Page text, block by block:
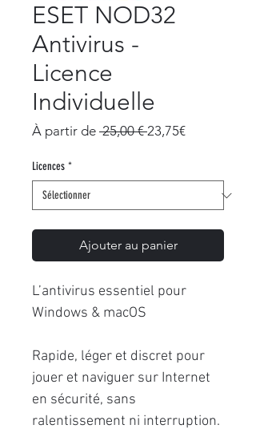
ESET NOD32
Antivirus -
Licence
Individuelle
À partir de 25,00 € Prix
23,75€Prix
Licences *
Ajouter au panier
L’antivirus essentiel pour
Windows & macOS
Rapide, léger et discret pour
jouer et naviguer sur Internet
en sécurité, sans
ralentissement ni interruption.